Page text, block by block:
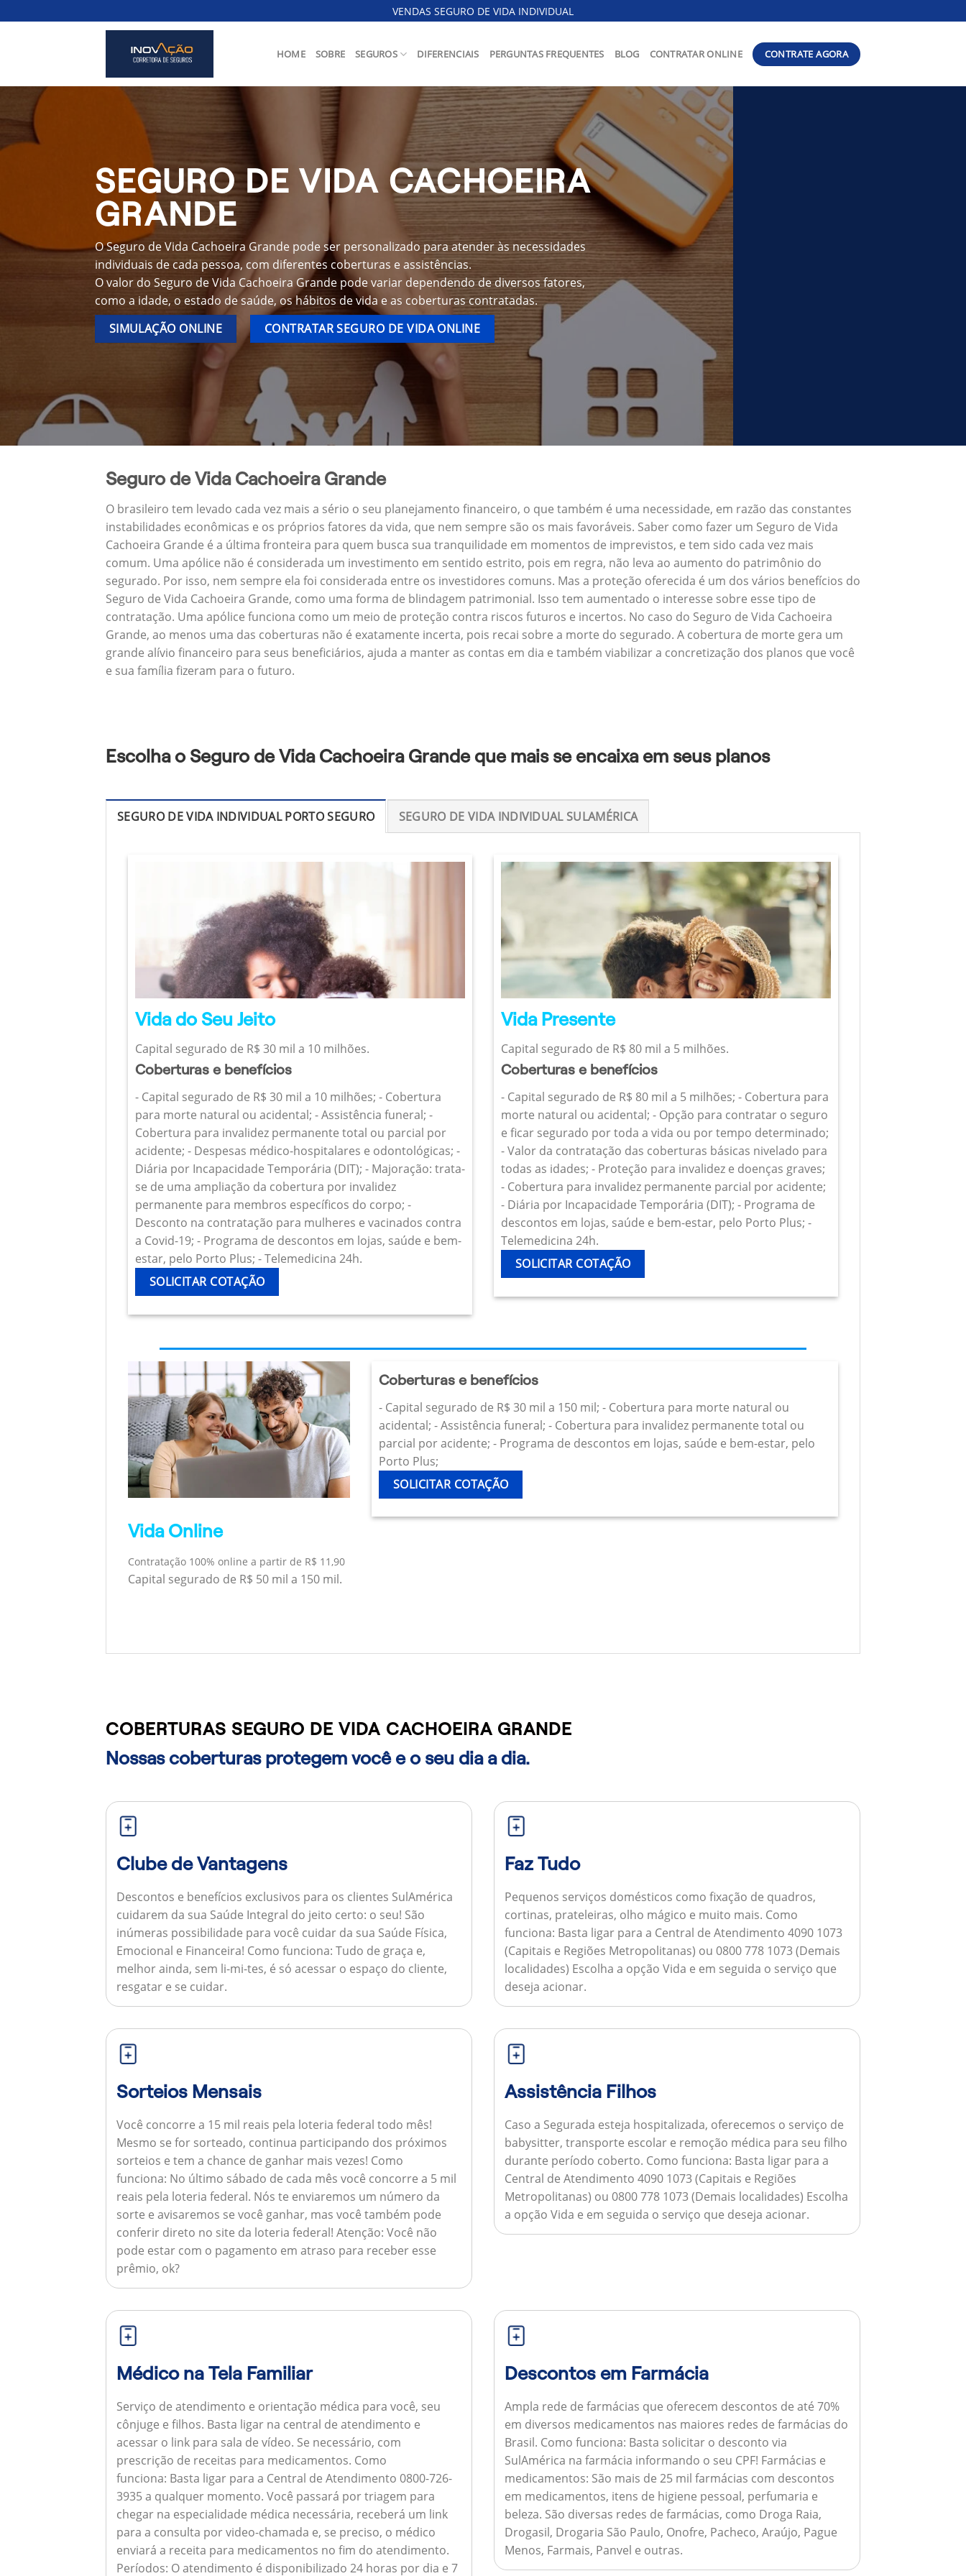
to
VENDAS SEGURO DE VIDA INDIVIDUAL
HOME SOBRE SEGUROS DIFERENCIAIS PERGUNTAS FREQUENTES BLOG CONTRATAR ONLINE CONTRATE AGORA
SEGURO DE VIDA CACHOEIRA
GRANDE
O Seguro de Vida Cachoeira Grande pode ser personalizado para atender às necessidades
individuais de cada pessoa, com diferentes coberturas e assistências.
O valor do Seguro de Vida Cachoeira Grande pode variar dependendo de diversos fatores,
como a idade, o estado de saúde, os hábitos de vida e as coberturas contratadas.
SIMULAÇÃO ONLINE
CONTRATAR SEGURO DE VIDA ONLINE
Seguro de Vida Cachoeira Grande
O brasileiro tem levado cada vez mais a sério o seu planejamento financeiro, o que também é uma necessidade, em razão das constantes
instabilidades econômicas e os próprios fatores da vida, que nem sempre são os mais favoráveis. Saber como fazer um Seguro de Vida
Cachoeira Grande é a última fronteira para quem busca sua tranquilidade em momentos de imprevistos, e tem sido cada vez mais
comum. Uma apólice não é considerada um investimento em sentido estrito, pois em regra, não leva ao aumento do patrimônio do
segurado. Por isso, nem sempre ela foi considerada entre os investidores comuns. Mas a proteção oferecida é um dos vários benefícios do
Seguro de Vida Cachoeira Grande, como uma forma de blindagem patrimonial. Isso tem aumentado o interesse sobre esse tipo de
contratação. Uma apólice funciona como um meio de proteção contra riscos futuros e incertos. No caso do Seguro de Vida Cachoeira
Grande, ao menos uma das coberturas não é exatamente incerta, pois recai sobre a morte do segurado. A cobertura de morte gera um
grande alívio financeiro para seus beneficiários, ajuda a manter as contas em dia e também viabilizar a concretização dos planos que você
e sua família fizeram para o futuro.
Escolha o Seguro de Vida Cachoeira Grande que mais se encaixa em seus planos
SEGURO DE VIDA INDIVIDUAL PORTO SEGURO SEGURO DE VIDA INDIVIDUAL SULAMÉRICA
Vida do Seu Jeito
Capital segurado de R$ 30 mil a 10 milhões.
Coberturas e benefícios
- Capital segurado de R$ 30 mil a 10 milhões; - Cobertura
para morte natural ou acidental; - Assistência funeral; -
Cobertura para invalidez permanente total ou parcial por
acidente; - Despesas médico-hospitalares e odontológicas; -
Diária por Incapacidade Temporária (DIT); - Majoração: trata-
se de uma ampliação da cobertura por invalidez
permanente para membros específicos do corpo; -
Desconto na contratação para mulheres e vacinados contra
a Covid-19; - Programa de descontos em lojas, saúde e bem-
estar, pelo Porto Plus; - Telemedicina 24h.
SOLICITAR COTAÇÃO
Vida Presente
Capital segurado de R$ 80 mil a 5 milhões.
Coberturas e benefícios
- Capital segurado de R$ 80 mil a 5 milhões; - Cobertura para
morte natural ou acidental; - Opção para contratar o seguro
e ficar segurado por toda a vida ou por tempo determinado;
- Valor da contratação das coberturas básicas nivelado para
todas as idades; - Proteção para invalidez e doenças graves;
- Cobertura para invalidez permanente parcial por acidente;
- Diária por Incapacidade Temporária (DIT); - Programa de
descontos em lojas, saúde e bem-estar, pelo Porto Plus; -
Telemedicina 24h.
SOLICITAR COTAÇÃO
Vida Online
Contratação 100% online a partir de R$ 11,90
Capital segurado de R$ 50 mil a 150 mil.
Coberturas e benefícios
- Capital segurado de R$ 30 mil a 150 mil; - Cobertura para morte natural ou
acidental; - Assistência funeral; - Cobertura para invalidez permanente total ou
parcial por acidente; - Programa de descontos em lojas, saúde e bem-estar, pelo
Porto Plus;
SOLICITAR COTAÇÃO
COBERTURAS SEGURO DE VIDA CACHOEIRA GRANDE
Nossas coberturas protegem você e o seu dia a dia.
Clube de Vantagens
Descontos e benefícios exclusivos para os clientes SulAmérica
cuidarem da sua Saúde Integral do jeito certo: o seu! São
inúmeras possibilidade para você cuidar da sua Saúde Física,
Emocional e Financeira! Como funciona: Tudo de graça e,
melhor ainda, sem li-mi-tes, é só acessar o espaço do cliente,
resgatar e se cuidar.
Faz Tudo
Pequenos serviços domésticos como fixação de quadros,
cortinas, prateleiras, olho mágico e muito mais. Como
funciona: Basta ligar para a Central de Atendimento 4090 1073
(Capitais e Regiões Metropolitanas) ou 0800 778 1073 (Demais
localidades) Escolha a opção Vida e em seguida o serviço que
deseja acionar.
Sorteios Mensais
Você concorre a 15 mil reais pela loteria federal todo mês!
Mesmo se for sorteado, continua participando dos próximos
sorteios e tem a chance de ganhar mais vezes! Como
funciona: No último sábado de cada mês você concorre a 5 mil
reais pela loteria federal. Nós te enviaremos um número da
sorte e avisaremos se você ganhar, mas você também pode
conferir direto no site da loteria federal!Atenção: Você não
pode estar com o pagamento em atraso para receber esse
prêmio, ok?
Assistência Filhos
Caso a Segurada esteja hospitalizada, oferecemos o serviço de
babysitter, transporte escolar e remoção médica para seu filho
durante período coberto. Como funciona: Basta ligar para a
Central de Atendimento 4090 1073 (Capitais e Regiões
Metropolitanas) ou 0800 778 1073 (Demais localidades) Escolha
a opção Vida e em seguida o serviço que deseja acionar.
Médico na Tela Familiar
Serviço de atendimento e orientação médica para você, seu
cônjuge e filhos. Basta ligar na central de atendimento e
acessar o link para sala de vídeo. Se necessário, com
prescrição de receitas para medicamentos. Como
funciona: Basta ligar para a Central de Atendimento 0800-726-
3935 a qualquer momento. Você passará por triagem para
chegar na especialidade médica necessária, receberá um link
para a consulta por video-chamada e, se preciso, o médico
enviará a receita para medicamentos no fim do atendimento.
Períodos: O atendimento é disponibilizado 24 horas por dia e 7
Descontos em Farmácia
Ampla rede de farmácias que oferecem descontos de até 70%
em diversos medicamentos nas maiores redes de farmácias do
Brasil. Como funciona: Basta solicitar o desconto via
SulAmérica na farmácia informando o seu CPF! Farmácias e
medicamentos: São mais de 25 mil farmácias com descontos
em medicamentos, itens de higiene pessoal, perfumaria e
beleza. São diversas redes de farmácias, como Droga Raia,
Drogasil, Drogaria São Paulo, Onofre, Pacheco, Araújo, Pague
Menos, Farmais, Panvel e outras.